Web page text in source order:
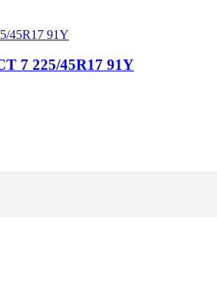
7 225/45R17 91Y